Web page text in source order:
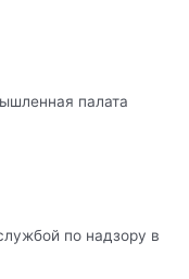
палата
по надзору в